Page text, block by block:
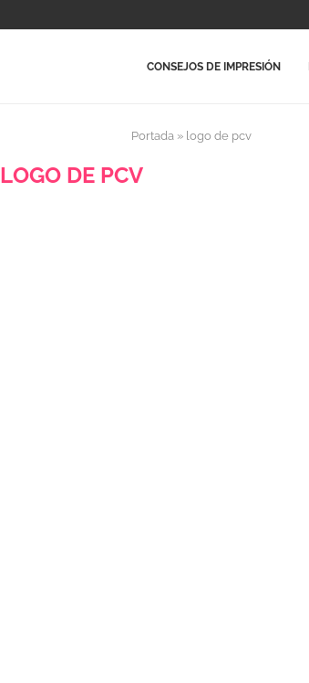
CONSEJOS DE IMPRESIÓN
Portada » logo de pcv
LOGO DE PCV